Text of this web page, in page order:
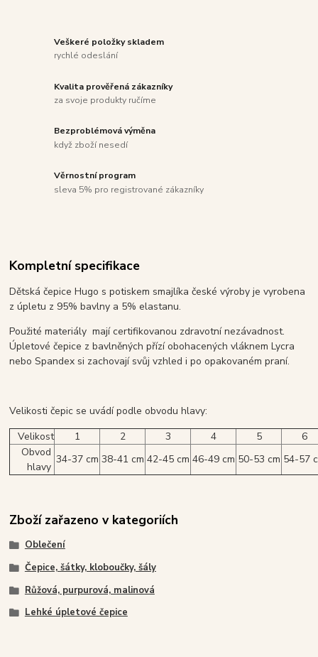
Veškeré položky skladem
rychlé odeslání
Kvalita prověřená zákazníky
za svoje produkty ručíme
Bezproblémová výměna
když zboží nesedí
Věrnostní program
sleva 5% pro registrované zákazníky
Kompletní specifikace
Dětská čepice Hugo s potiskem smajlíka české výroby je vyrobena
z úpletu z 95% bavlny a 5% elastanu.
Použité materiály mají certifikovanou zdravotní nezávadnost.
Úpletové čepice z bavlněných přízí obohacených vláknem Lycra
nebo Spandex si zachovají svůj vzhled i po opakovaném praní.
Velikosti čepic se uvádí podle obvodu hlavy:
Velikost
1 2 3 4 5
6
Obvod
hlavy
34-37 cm 38-41 cm 42-45 cm 46-49 cm 50-53 cm 54-57
Zboží zařazeno v kategoriích
Oblečení
Čepice, šátky, kloboučky, šály
Růžová, purpurová, malinová
Lehké úpletové čepice